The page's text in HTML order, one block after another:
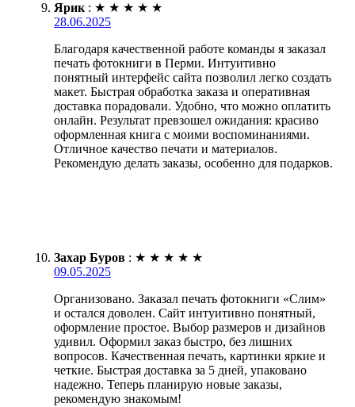
Ярик : ★ ★ ★ ★ ★
28.06.2025
Благодаря качественной работе команды я заказал
печать фотокниги в Перми. Интуитивно
понятный интерфейс сайта позволил легко создать
макет. Быстрая обработка заказа и оперативная
доставка порадовали. Удобно, что можно оплатить
онлайн. Результат превзошел ожидания: красиво
оформленная книга с моими воспоминаниями.
Отличное качество печати и материалов.
Рекомендую делать заказы, особенно для подарков.
Захар Буров : ★ ★ ★ ★ ★
09.05.2025
Организовано. Заказал печать фотокниги «Слим»
и остался доволен. Сайт интуитивно понятный,
оформление простое. Выбор размеров и дизайнов
удивил. Оформил заказ быстро, без лишних
вопросов. Качественная печать, картинки яркие и
четкие. Быстрая доставка за 5 дней, упаковано
надежно. Теперь планирую новые заказы,
рекомендую знакомым!